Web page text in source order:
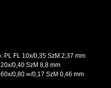
PL FL 10x/0,35 SzM 2,37 mm
0,40 SzM 8,8 mm
0,80 ∞/0,17 SzM 0,46 mm